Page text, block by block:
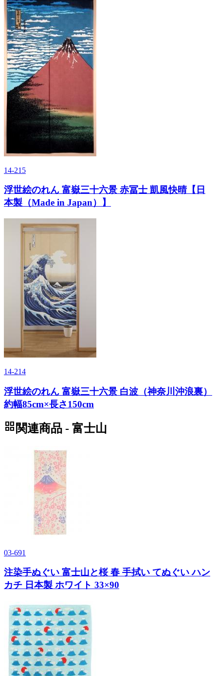
14-215
浮世絵のれん 富嶽三十六景 赤冨士 凱風快晴【日
本製（Made in Japan）】
14-214
浮世絵のれん 富嶽三十六景 白波（神奈川沖浪裏）
約幅85cm×長さ150cm
grid_view 関連商品 - 富士山
03-691
注染手ぬぐい 富士山と桜 春 手拭い てぬぐい ハン
カチ 日本製 ホワイト 33×90